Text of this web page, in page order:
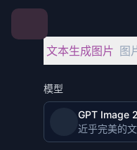
文本生成图片 图
模型
GPT Image 2
近乎完美的